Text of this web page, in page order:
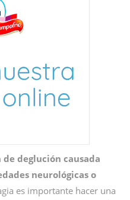
deglución causada
neurológicas o
es importante hacer una